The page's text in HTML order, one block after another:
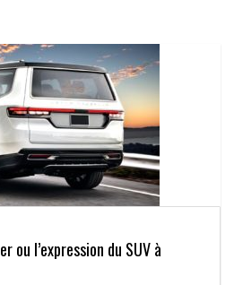
ou l’expression du SUV à